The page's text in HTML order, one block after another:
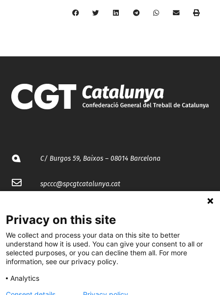
C/ Burgos 59, Baixos – 08014 Barcelona
spccc@spcgtcatalunya.cat
@CGTCatalunya
cgtcatalunya
Privacy on this site
We collect and process your data on this site to better
understand how it is used. You can give your consent to all or
selected purposes, or you can decline them all. For more
information, see our privacy policy.
Analytics